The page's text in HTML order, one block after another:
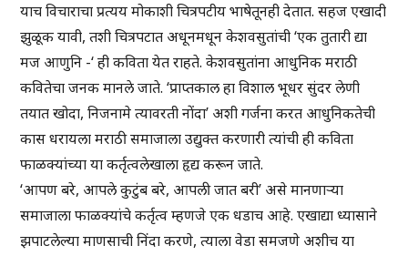
याच विचाराचा प्रत्यय मोकाशी चित्रपटीय भाषेतूनही देतात. सहज एखादी
झुळूक यावी, तशी चित्रपटात अधूनमधून केशवसुतांची ‘एक तुतारी द्या
मज आणुनि -‘ ही कविता येत राहते. केशवसुतांना आधुनिक मराठी
कवितेचा जनक मानले जाते. ‘प्राप्तकाल हा विशाल भूधर सुंदर लेणी
तयात खोदा, निजनामे त्यावरती नोंदा’ अशी गर्जना करत आधुनिकतेची
कास धरायला मराठी समाजाला उद्युक्त करणारी त्यांची ही कविता
फाळक्यांच्या या कर्तृत्वलेखाला हृद्य करून जाते.
‘आपण बरे, आपले कुटुंब बरे, आपली जात बरी’ असे मानणाऱ्या
समाजाला फाळक्यांचे कर्तृत्व म्हणजे एक धडाच आहे. एखाद्या ध्यासाने
झपाटलेल्या माणसाची निंदा करणे, त्याला वेडा समजणे अशीच या